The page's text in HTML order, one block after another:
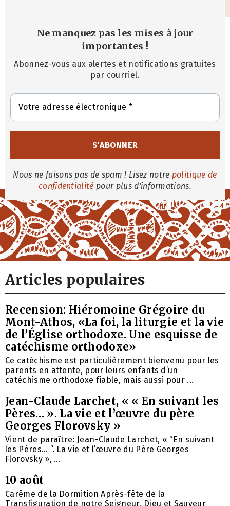
Ne manquez pas les mises à jour
importantes !
Abonnez-vous aux alertes et notifications gratuites
par courriel.
Nous ne faisons pas de spam ! Lisez notre politique de
confidentialité pour plus d'informations.
Articles populaires
Recension: Hiéromoine Grégoire du
Mont-Athos, «La foi, la liturgie et la vie
de l’Église orthodoxe. Une esquisse de
catéchisme orthodoxe»
Ce catéchisme est particulièrement bienvenu pour les
parents en attente, pour leurs enfants d’un
catéchisme orthodoxe fiable, mais aussi pour ...
Jean-Claude Larchet, « « En suivant les
Pères… ». La vie et l’œuvre du père
Georges Florovsky »
Vient de paraître: Jean-Claude Larchet, « “En suivant
les Pères… ”. La vie et l’œuvre du Père Georges
Florovsky », ...
10 août
Carême de la Dormition Après-fête de la
Transfiguration de notre Seigneur, Dieu et Sauveur